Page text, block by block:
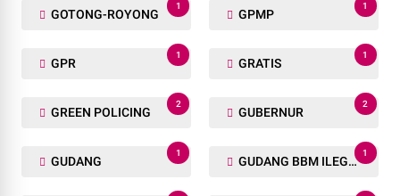
GOTONG-ROYONG
1
GPMP
1
GPR
1
GRATIS
1
GREEN POLICING
2
GUBERNUR
2
GUDANG
1
GUDANG BBM ILEGAL
1